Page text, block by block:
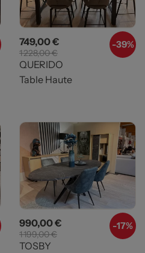
-39%
Prix
749,00 € Prix de base
1 228,00 €
QUERIDO
Table Haute
-17%
Prix
990,00 € Prix de base
1 199,00 €
TOSBY